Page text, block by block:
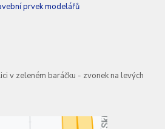
prvek modelářů
v zeleném baráčku - zvonek na levých